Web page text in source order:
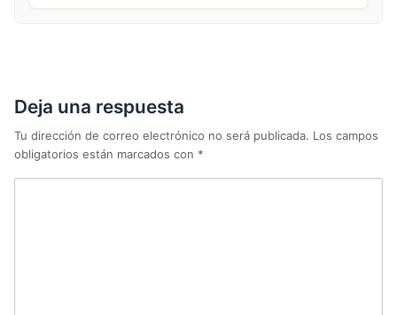
Deja una respuesta
Tu dirección de correo electrónico no será publicada. Los campos
obligatorios están marcados con *